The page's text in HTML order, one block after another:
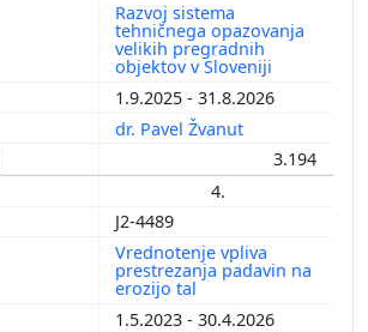
Razvoj sistema
tehničnega opazovanja
velikih pregradnih
objektov v Sloveniji
1.9.2025 - 31.8.2026
dr. Pavel Žvanut
3.194
4.
J2-4489
Vrednotenje vpliva
prestrezanja padavin na
erozijo tal
1.5.2023 - 30.4.2026